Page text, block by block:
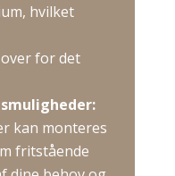
hvilket
for det
kan monteres
fritstående